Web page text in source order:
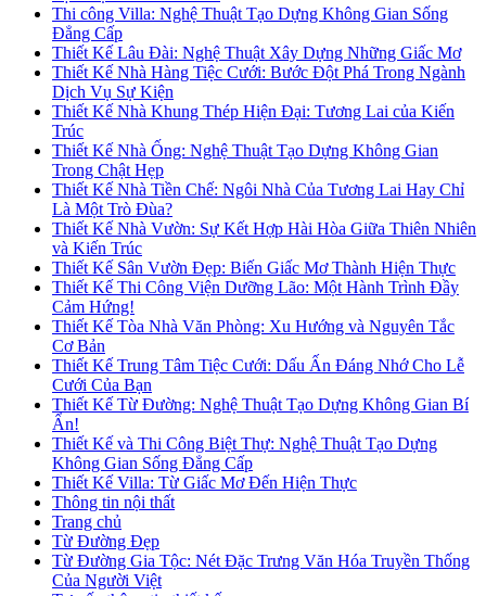
Thi công Villa: Nghệ Thuật Tạo Dựng Không Gian Sống
Đẳng Cấp
Thiết Kế Lâu Đài: Nghệ Thuật Xây Dựng Những Giấc Mơ
Thiết Kế Nhà Hàng Tiệc Cưới: Bước Đột Phá Trong Ngành
Dịch Vụ Sự Kiện
Thiết Kế Nhà Khung Thép Hiện Đại: Tương Lai của Kiến
Trúc
Thiết Kế Nhà Ống: Nghệ Thuật Tạo Dựng Không Gian
Trong Chật Hẹp
Thiết Kế Nhà Tiền Chế: Ngôi Nhà Của Tương Lai Hay Chỉ
Là Một Trò Đùa?
Thiết Kế Nhà Vườn: Sự Kết Hợp Hài Hòa Giữa Thiên Nhiên
và Kiến Trúc
Thiết Kế Sân Vườn Đẹp: Biến Giấc Mơ Thành Hiện Thực
Thiết Kế Thi Công Viện Dưỡng Lão: Một Hành Trình Đầy
Cảm Hứng!
Thiết Kế Tòa Nhà Văn Phòng: Xu Hướng và Nguyên Tắc
Cơ Bản
Thiết Kế Trung Tâm Tiệc Cưới: Dấu Ấn Đáng Nhớ Cho Lễ
Cưới Của Bạn
Thiết Kế Từ Đường: Nghệ Thuật Tạo Dựng Không Gian Bí
Ẩn!
Thiết Kế và Thi Công Biệt Thự: Nghệ Thuật Tạo Dựng
Không Gian Sống Đẳng Cấp
Thiết Kế Villa: Từ Giấc Mơ Đến Hiện Thực
Thông tin nội thất
Trang chủ
Từ Đường Đẹp
Từ Đường Gia Tộc: Nét Đặc Trưng Văn Hóa Truyền Thống
Của Người Việt